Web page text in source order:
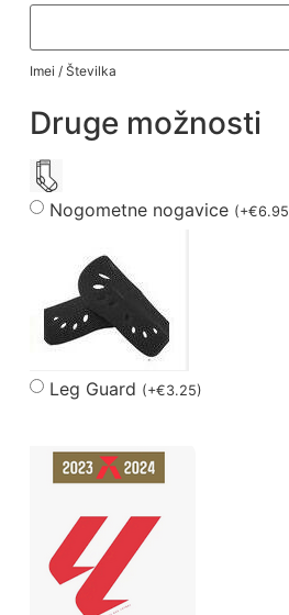
Imei / Številka
Druge možnosti
Nogometne nogavice (+€6.95
Leg Guard (+€3.25)